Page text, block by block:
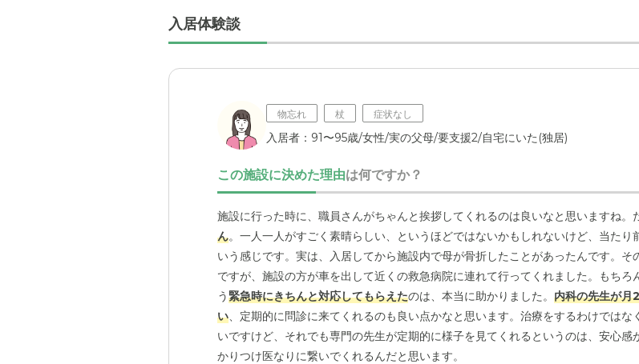
入居体験談
物忘れ 杖 症状なし
入居者：91〜95歳/女性/実の父母/要支援2/自宅にいた(独居)
この施設に決めた理由は何ですか？
施設に行った時に、職員さんがちゃんと挨拶してくれるのは良いなと思いますね。
ん。一人一人がすごく素晴らしい、というほどではないかもしれないけど、当たり
いう感じです。実は、入居してから施設内で母が骨折したことがあったんです。
ですが、施設の方が車を出して近くの救急病院に連れて行ってくれました。もち
う緊急時にきちんと対応してもらえたのは、本当に助かりました。 内科の先生が月
い、定期的に問診に来てくれるのも良い点かなと思います。治療をするわけでは
いですけど、それでも専門の先生が定期的に様子を見てくれるというのは、安心
かりつけ医なりに繋いでくれるんだと思います。